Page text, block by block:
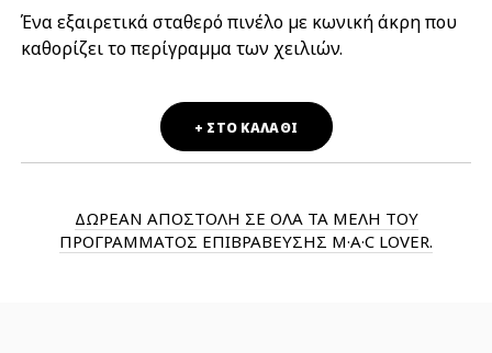
Ένα εξαιρετικά σταθερό πινέλο με κωνική άκρη που
καθορίζει το περίγραμμα των χειλιών.
+ ΣΤΟ ΚΑΛΑΘΙ
ΔΩΡΕΑΝ ΑΠΟΣΤΟΛΗ ΣΕ ΟΛΑ ΤΑ ΜΕΛΗ ΤΟΥ
ΠΡΟΓΡΑΜΜΑΤΟΣ ΕΠΙΒΡΑΒΕΥΣΗΣ M·A·C LOVER.